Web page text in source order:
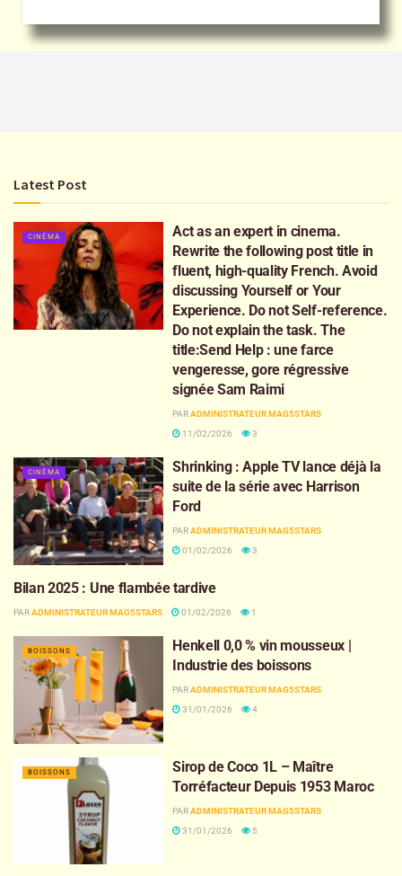
Latest Post
CINÉMA
Act as an expert in cinema.
Rewrite the following post title in
fluent, high-quality French. Avoid
discussing Yourself or Your
Experience. Do not Self-reference.
Do not explain the task. The
title:Send Help : une farce
vengeresse, gore régressive
signée Sam Raimi
PARADMINISTRATEUR MAG5STARS
11/02/2026
3
CINÉMA
Shrinking : Apple TV lance déjà la
suite de la série avec Harrison
Ford
PARADMINISTRATEUR MAG5STARS
01/02/2026
3
CINÉMA
Bilan 2025 : Une flambée tardive
PARADMINISTRATEUR MAG5STARS 01/02/2026 1
BOISSONS
Henkell 0,0 % vin mousseux |
Industrie des boissons
PARADMINISTRATEUR MAG5STARS
31/01/2026
4
BOISSONS
Sirop de Coco 1L – Maître
Torréfacteur Depuis 1953 Maroc
PARADMINISTRATEUR MAG5STARS
31/01/2026
5